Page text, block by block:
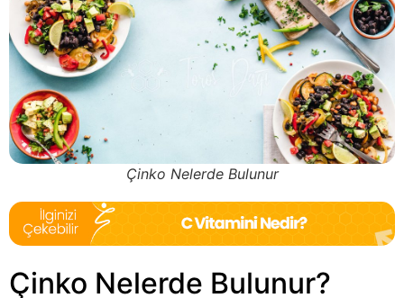
Çinko Nelerde Bulunur
Çinko Nelerde Bulunur?